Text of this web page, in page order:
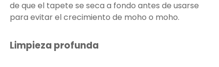
de que el tapete se seca a fondo antes de usarse
para evitar el crecimiento de moho o moho.
Limpieza profunda